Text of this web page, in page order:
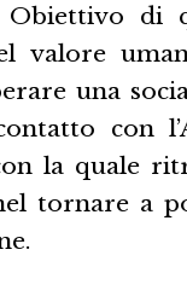
Obiettivo di
valore
una
con
la quale
tornare a